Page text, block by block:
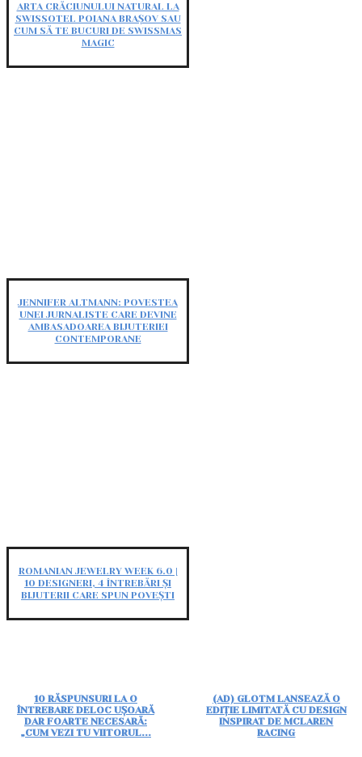
ARTA CRĂCIUNULUI NATURAL LA
SWISSOTEL POIANA BRAȘOV SAU
CUM SĂ TE BUCURI DE SWISSMAS
MAGIC
JENNIFER ALTMANN: POVESTEA
UNEI JURNALISTE CARE DEVINE
AMBASADOAREA BIJUTERIEI
CONTEMPORANE
ROMANIAN JEWELRY WEEK 6.0 |
10 DESIGNERI, 4 ÎNTREBĂRI ȘI
BIJUTERII CARE SPUN POVEȘTI
10 RĂSPUNSURI LA O
ÎNTREBARE DELOC UȘOARĂ
DAR FOARTE NECESARĂ:
„CUM VEZI TU VIITORUL...
(AD) GLOTM LANSEAZĂ O
EDIȚIE LIMITATĂ CU DESIGN
INSPIRAT DE MCLAREN
RACING